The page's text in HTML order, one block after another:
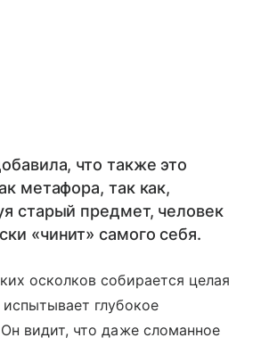
что также это
метафора, так как,
старый предмет, человек
«чинит» самого себя.
осколков собирается целая
глубокое
видит, что даже сломанное